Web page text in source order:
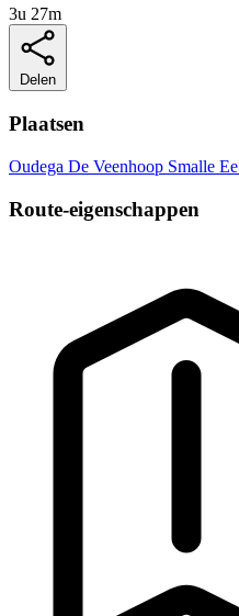
3u 27m
Delen
Plaatsen
Oudega De Veenhoop Smalle Ee
Route-eigenschappen